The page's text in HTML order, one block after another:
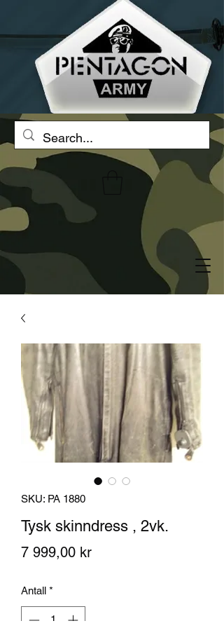
SKU: PA 1880
Tysk skinndress , 2vk.
7 999,00 krPris
Antall *